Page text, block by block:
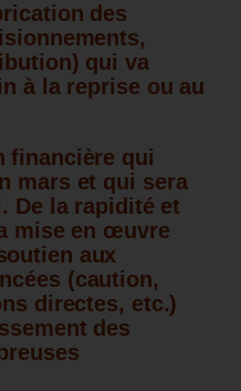
des
qui va
à la reprise ou au
financière qui
mars et qui sera
De la rapidité et
mise en œuvre
aux
(caution,
directes, etc.)
des